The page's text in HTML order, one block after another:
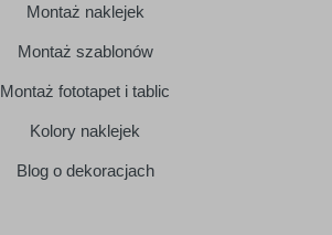
Montaż naklejek
Montaż szablonów
Montaż fototapet i tablic
Kolory naklejek
Blog o dekoracjach